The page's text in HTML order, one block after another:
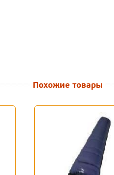
Похожие товары